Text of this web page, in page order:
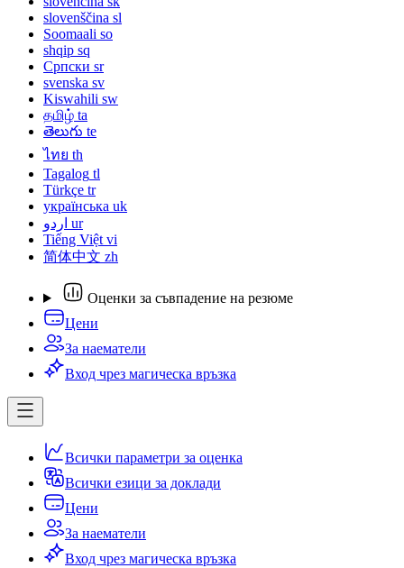
slovenščina sl
Soomaali so
shqip sq
Српски sr
svenska sv
Kiswahili sw
தமிழ் ta
తెలుగు te
ไทย th
Tagalog tl
Türkçe tr
українська uk
اردو ur
Tiếng Việt vi
简体中文 zh
Оценки за съвпадение на резюме
Цени
За наематели
Вход чрез магическа връзка
Всички параметри за оценка
Всички езици за доклади
Цени
За наематели
Вход чрез магическа връзка